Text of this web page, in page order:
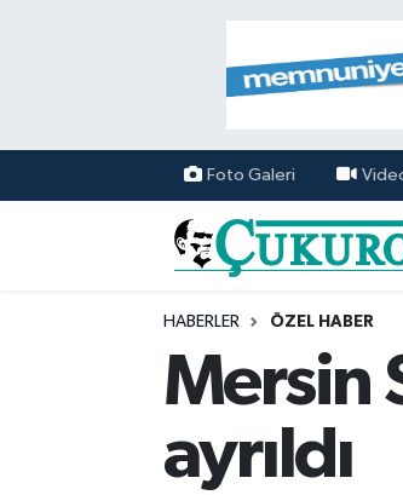
Foto Galeri
HABERLER ÖZEL HABER
Mersin
ayrıldı
Mersin Nöbetçi Eczaneler
Mersin Hava Durumu
Mersin Namaz Vakitleri
Mersin Trafik Yoğunluk Haritası
Tüm Manşetler
Son Dakika Haberleri